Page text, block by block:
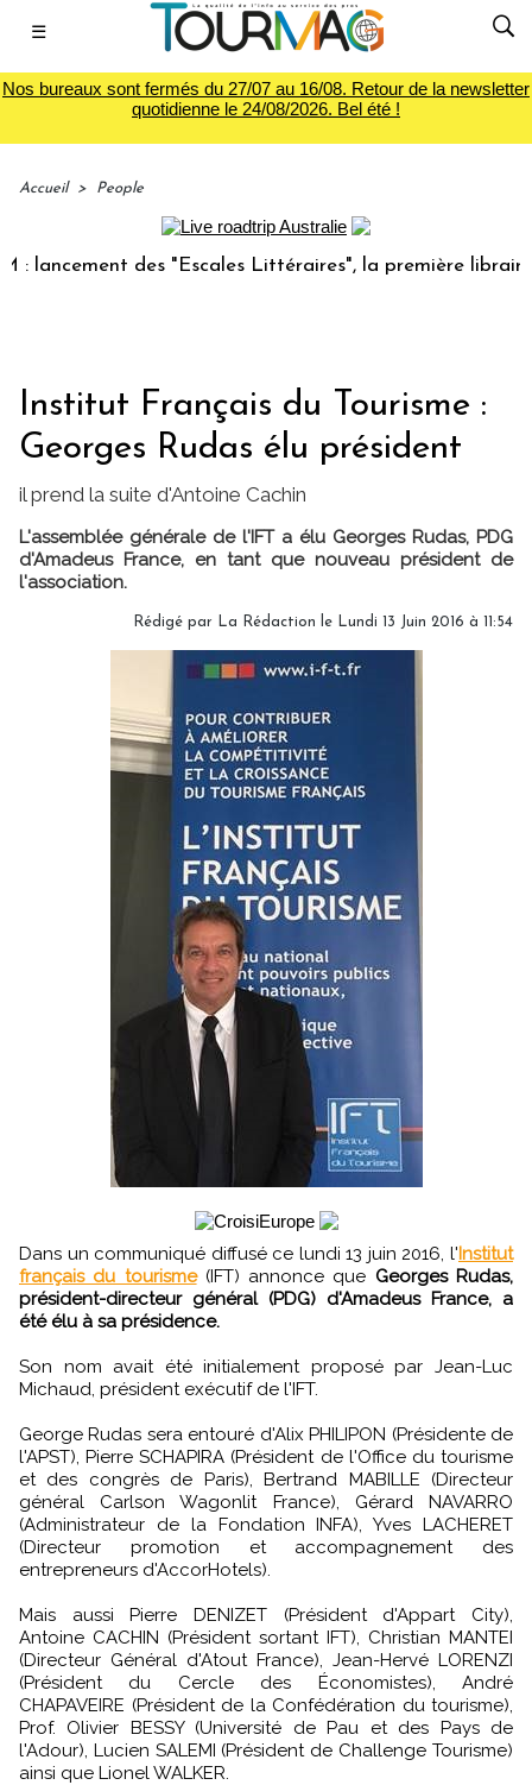
☰
Nos bureaux sont fermés du 27/07 au 16/08. Retour de la newsletter
quotidienne le 24/08/2026. Bel été !
Accueil > People
des "Escales Littéraires", la première librairie du
Institut Français du Tourisme :
Georges Rudas élu président
il prend la suite d'Antoine Cachin
L'assemblée générale de l'IFT a élu Georges Rudas, PDG
d'Amadeus France, en tant que nouveau président de
l'association.
Rédigé par La Rédaction le Lundi 13 Juin 2016 à 11:54
Dans un communiqué diffusé ce lundi 13 juin 2016, l'Institut
français du tourisme(IFT) annonce que Georges Rudas,
président-directeur général (PDG) d'Amadeus France, a
été élu à sa présidence.
Son nom avait été initialement proposé par Jean-Luc
Michaud, président exécutif de l'IFT.
George Rudas sera entouré d'Alix PHILIPON (Présidente de
l'APST), Pierre SCHAPIRA (Président de l'Office du tourisme
et des congrès de Paris), Bertrand MABILLE (Directeur
général Carlson Wagonlit France), Gérard NAVARRO
(Administrateur de la Fondation INFA), Yves LACHERET
(Directeur promotion et accompagnement des
entrepreneurs d'AccorHotels).
Mais aussi Pierre DENIZET (Président d'Appart City),
Antoine CACHIN (Président sortant IFT), Christian MANTEI
(Directeur Général d'Atout France), Jean-Hervé LORENZI
(Président du Cercle des Économistes), André
CHAPAVEIRE (Président de la Confédération du tourisme),
Prof. Olivier BESSY (Université de Pau et des Pays de
l'Adour), Lucien SALEMI (Président de Challenge Tourisme)
ainsi que Lionel WALKER.